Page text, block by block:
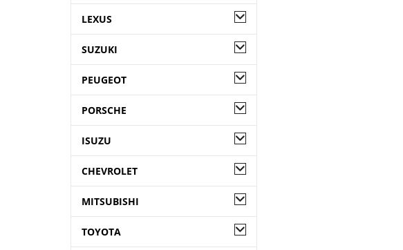
LEXUS
SUZUKI
PEUGEOT
PORSCHE
ISUZU
CHEVROLET
MITSUBISHI
TOYOTA